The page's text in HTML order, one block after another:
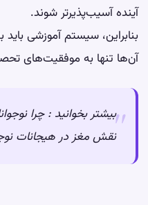
آینده آسیب‌پذیرتر شوند.
بنابراین، سیستم آموزشی
آن‌ها تنها به موفقیت‌های
بیشتر بخوانید :چرا
نقش مغز در هیجانات